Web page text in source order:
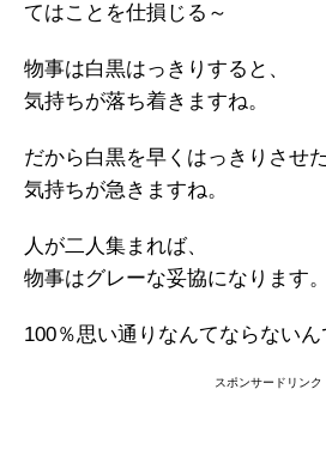
てはことを仕損じる～
物事は白黒はっきりすると、
気持ちが落ち着きますね。
だから白黒を早くはっきりさせ
気持ちが急きますね。
人が二人集まれば、
物事はグレーな妥協になります。
100％思い通りなんてならないん
スポンサードリンク